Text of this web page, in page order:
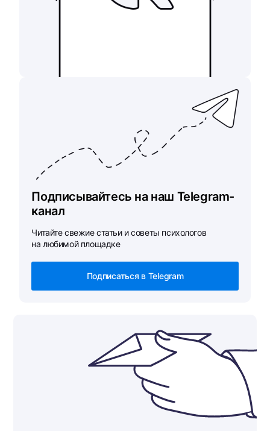
Подписывайтесь на наш Telegram-
канал
Читайте свежие статьи и советы психологов
на любимой площадке
Подписаться в Telegram